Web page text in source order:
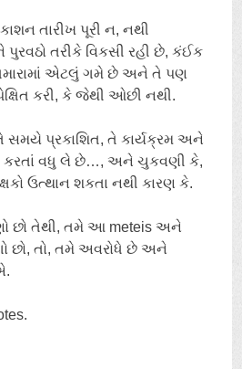
તારીખ પૂરી ન, નથી
તરીકે વિકસી રહી છે, કંઈક
એટલું ગમે છે અને તે પણ
કરી, કે જેથી ઓછી નથી.
સમયે પ્રકાશિત, તે કાર્યક્રમ અને
કરતાં વધુ લે છે…, અને ચુકવણી કે,
ઉત્થાન શકતા નથી કારણ કે.
છો તેથી, તમે આ meteis અને
છો, તો, તમે અવરોધે છે અને